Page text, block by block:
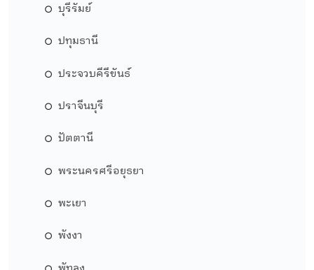
บุรีรัมย์
ปทุมธานี
ประจวบคีรีขันธ์
ปราจีนบุรี
ปัตตานี
พระนครศรีอยุธยา
พะเยา
พังงา